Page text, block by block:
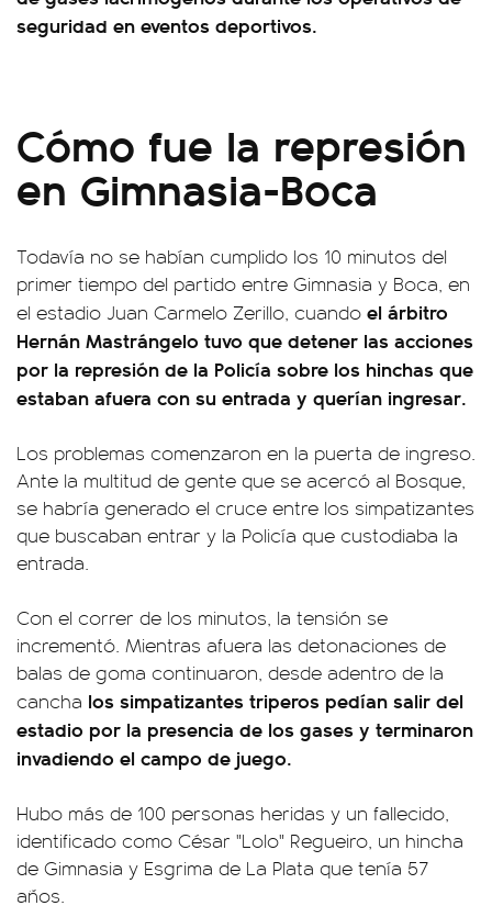
seguridad en eventos deportivos.
Cómo fue la represión
en Gimnasia-Boca
Todavía no se habían cumplido los 10 minutos del
primer tiempo del partido entre Gimnasia y Boca, en
el estadio Juan Carmelo Zerillo, cuando el árbitro
Hernán Mastrángelo tuvo que detener las acciones
por la represión de la Policía sobre los hinchas que
estaban afuera con su entrada y querían ingresar.
Los problemas comenzaron en la puerta de ingreso.
Ante la multitud de gente que se acercó al Bosque,
se habría generado el cruce entre los simpatizantes
que buscaban entrar y la Policía que custodiaba la
entrada.
Con el correr de los minutos, la tensión se
incrementó. Mientras afuera las detonaciones de
balas de goma continuaron, desde adentro de la
cancha los simpatizantes triperos pedían salir del
estadio por la presencia de los gases y terminaron
invadiendo el campo de juego.
Hubo más de 100 personas heridas y un fallecido,
identificado como César "Lolo" Regueiro, un hincha
de Gimnasia y Esgrima de La Plata que tenía 57
años.